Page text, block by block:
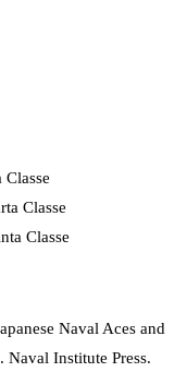
Classe
Classe
Naval Aces and
Institute Press.